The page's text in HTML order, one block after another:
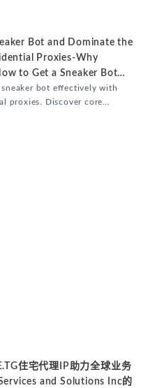
Bot and Dominate the
Proxies-Why
to Get a Sneaker Bot
sneaker bot effectively with
proxies. Discover core
住宅代理IP助力全球业务
and Solutions Inc的